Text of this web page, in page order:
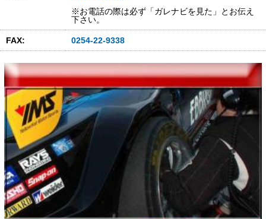
※お電話の際は必ず「ガレナビを見た」とお伝え
下さい。
FAX: 0254-22-9338